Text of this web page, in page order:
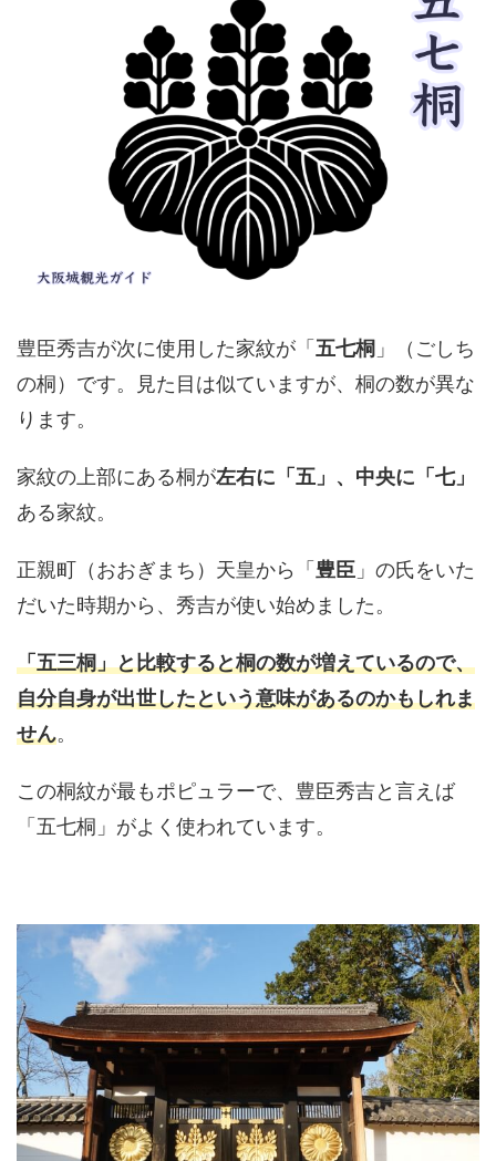
豊臣秀吉が次に使用した家紋が「 五七桐 」（ごしち
の桐）です。見た目は似ていますが、桐の数が異な
ります。
家紋の上部にある桐が左右に「五」、中央に「七」
ある家紋。
正親町（おおぎまち）天皇から「 豊臣 」の氏をいた
だいた時期から、秀吉が使い始めました。
「五三桐」と比較すると桐の数が増えているので、
自分自身が出世したという意味があるのかもしれま
せん。
この桐紋が最もポピュラーで、豊臣秀吉と言えば
「五七桐」がよく使われています。